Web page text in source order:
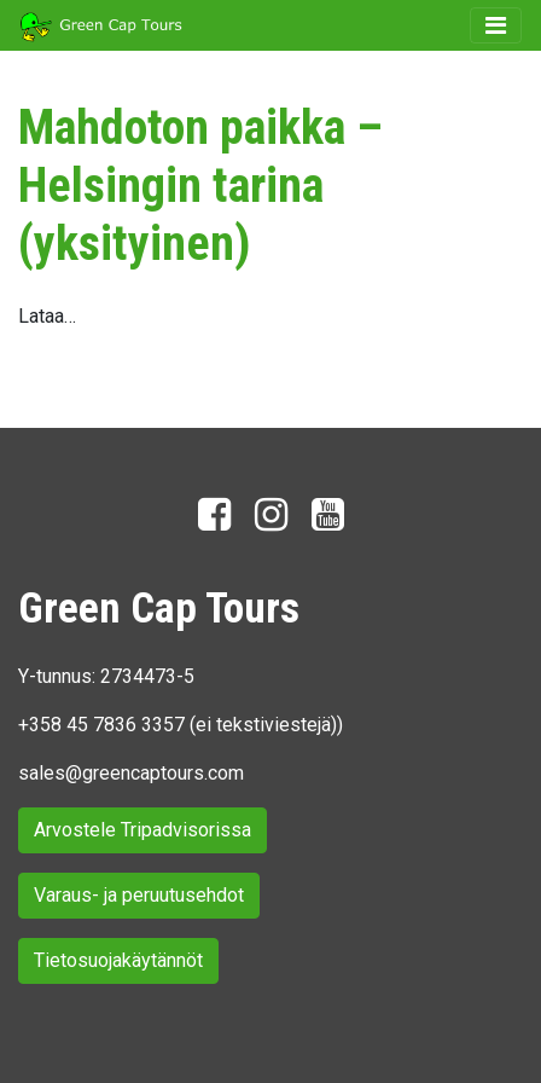
Mahdoton paikka –
Helsingin tarina
(yksityinen)
Lataa…
Green Cap Tours
Y-tunnus: 2734473-5
+358 45 7836 3357 (ei tekstiviestejä))
sales@greencaptours.com
Arvostele Tripadvisorissa
Varaus- ja peruutusehdot
Tietosuojakäytännöt